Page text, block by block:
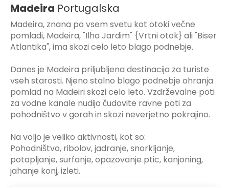
Madeira Portugalska
Madeira, znana po vsem svetu kot otoki večne
pomladi, Madeira, "Ilha Jardim" {Vrtni otok} ali "Biser
Atlantika", ima skozi celo leto blago podnebje.
Danes je Madeira priljubljena destinacija za turiste
vseh starosti. Njeno stalno blago podnebje ohranja
pomlad na Madeiri skozi celo leto. Vzdrževalne poti
za vodne kanale nudijo čudovite ravne poti za
pohodništvo v gorah in skozi neverjetno pokrajino.
Na voljo je veliko aktivnosti, kot so:
Pohodništvo, ribolov, jadranje, snorkljanje,
potapljanje, surfanje, opazovanje ptic, kanjoning,
jahanje konj, izleti.